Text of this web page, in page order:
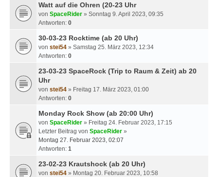
Watt auf die Ohren (20-23 Uhr
von SpaceRider » Sonntag 9. April 2023, 09:35
Antworten: 0
30-03-23 Rocktime (ab 20 Uhr)
von stei54 » Samstag 25. März 2023, 12:34
Antworten: 0
23-03-23 SpaceRock (Trip to Raum & Zeit) ab 20
Uhr
von stei54 » Freitag 17. März 2023, 01:00
Antworten: 0
Monday Rock Show (ab 20:00 Uhr)
von SpaceRider » Freitag 24. Februar 2023, 17:15
Letzter Beitrag von SpaceRider »
Montag 27. Februar 2023, 02:07
Antworten: 1
23-02-23 Krautshock (ab 20 Uhr)
von stei54 » Montag 20. Februar 2023, 10:58